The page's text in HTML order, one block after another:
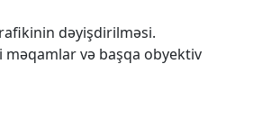
dəyişdirilməsi.
və başqa obyektiv